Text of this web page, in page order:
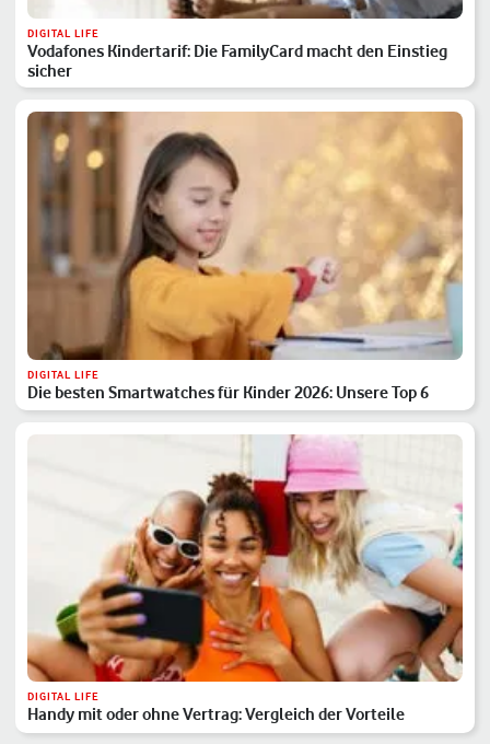
DIGITAL LIFE
Vodafones Kindertarif: Die FamilyCard macht den Einstieg
sicher
DIGITAL LIFE
Die besten Smartwatches für Kinder 2026: Unsere Top 6
DIGITAL LIFE
Handy mit oder ohne Vertrag: Vergleich der Vorteile